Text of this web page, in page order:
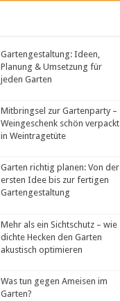
Gartengestaltung: Ideen,
Planung & Umsetzung für
jeden Garten
Mitbringsel zur Gartenparty –
Weingeschenk schön verpackt
in Weintragetüte
Garten richtig planen: Von der
ersten Idee bis zur fertigen
Gartengestaltung
Mehr als ein Sichtschutz – wie
dichte Hecken den Garten
akustisch optimieren
Was tun gegen Ameisen im
Garten?